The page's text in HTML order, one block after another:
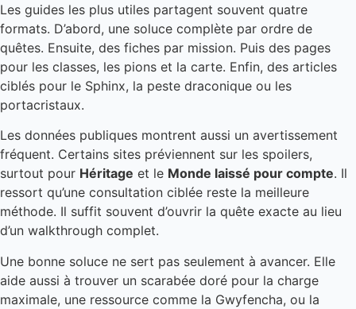
Les guides les plus utiles partagent souvent quatre
formats. D’abord, une soluce complète par ordre de
quêtes. Ensuite, des fiches par mission. Puis des pages
pour les classes, les pions et la carte. Enfin, des articles
ciblés pour le Sphinx, la peste draconique ou les
portacristaux.
Les données publiques montrent aussi un avertissement
fréquent. Certains sites préviennent sur les spoilers,
surtout pour Héritage et le Monde laissé pour compte. Il
ressort qu’une consultation ciblée reste la meilleure
méthode. Il suffit souvent d’ouvrir la quête exacte au lieu
d’un walkthrough complet.
Une bonne soluce ne sert pas seulement à avancer. Elle
aide aussi à trouver un scarabée doré pour la charge
maximale, une ressource comme la Gwyfencha, ou la